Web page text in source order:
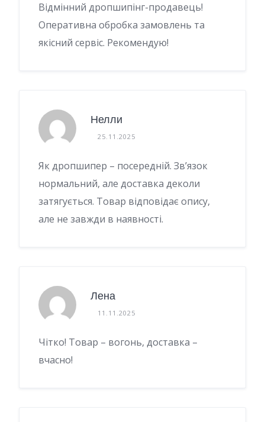
Відмінний дропшипінг-продавець!
Оперативна обробка замовлень та
якісний сервіс. Рекомендую!
Нелли
25.11.2025
Як дропшипер – посередній. Зв’язок
нормальний, але доставка деколи
затягується. Товар відповідає опису,
але не завжди в наявності.
Лена
11.11.2025
Чітко! Товар – вогонь, доставка –
вчасно!